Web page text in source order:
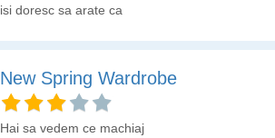
isi doresc sa arate ca
New Spring Wardrobe
Hai sa vedem ce machiaj